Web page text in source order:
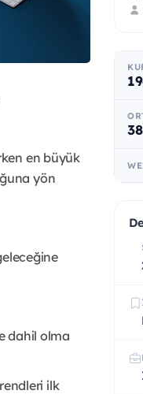
en büyük
yön
dahil olma
ilk
38